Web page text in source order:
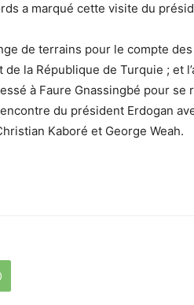
a marqué cette visite du
de terrains pour le compte
la République de Turquie ; et
à Faure Gnassingbé pour
du président Erdogan
Kaboré et George Weah.